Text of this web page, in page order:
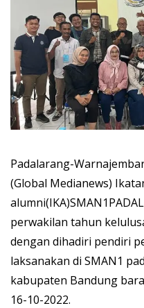
Padalarang-
(Global Medianews)
perwakilan tahun
dengan dihadiri pendiri
laksanakan di SMAN1
kabupaten Bandung
16-10-2022.